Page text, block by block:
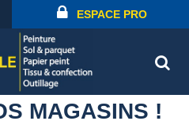
ESPACE PRO
MAGASINS !